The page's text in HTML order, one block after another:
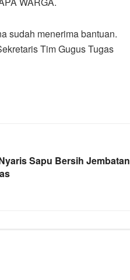
sudah menerima bantuan.
Tim Gugus Tugas
Sapu Bersih Jembatan